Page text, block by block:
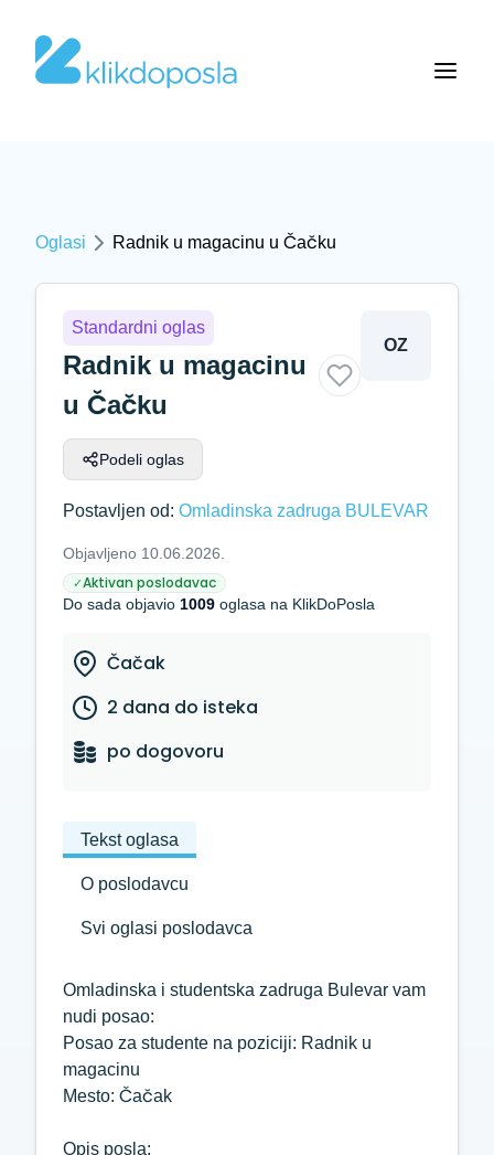
Oglasi Radnik u magacinu u Čačku
Standardni oglas
Radnik u magacinu
u Čačku
Podeli oglas
OZ
Postavljen od: Omladinska zadruga BULEVAR
Objavljeno 10.06.2026.
✓Aktivan poslodavac
Do sada objavio 1009 oglasa na KlikDoPosla
Čačak
2 dana do isteka
po dogovoru
Tekst oglasa
O poslodavcu
Svi oglasi poslodavca
Omladinska i studentska zadruga Bulevar vam
nudi posao:
Posao za studente na poziciji: Radnik u
magacinu
Mesto: Čačak
Opis posla: